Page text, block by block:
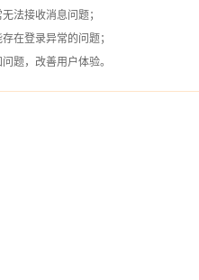
法接收消息问题；
在登录异常的问题；
题，改善用户体验。